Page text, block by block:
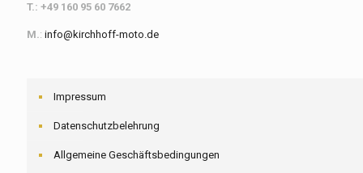
T.: +49 160 95 60 7662
M.: info@kirchhoff-moto.de
Impressum
Datenschutzbelehrung
Allgemeine Geschäftsbedingungen